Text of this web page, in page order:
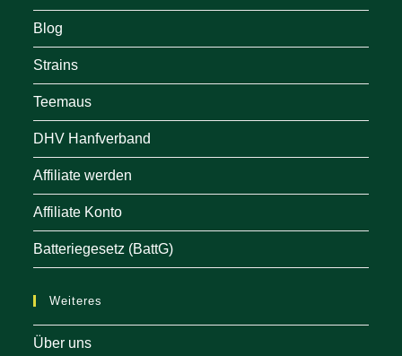
Blog
Strains
Teemaus
DHV Hanfverband
Affiliate werden
Affiliate Konto
Batteriegesetz (BattG)
Weiteres
Über uns